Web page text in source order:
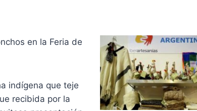
en la Feria de
indígena que teje
recibida por la